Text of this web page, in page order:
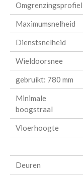
Omgrenzingsprofiel
Maximumsnelheid
Dienstsnelheid
Wieldoorsnee
gebruikt: 780 mm
Minimale
boogstraal
Vloerhoogte
Deuren